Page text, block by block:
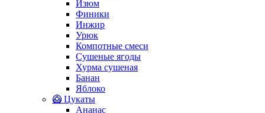
Изюм
Финики
Инжир
Урюк
Компотные смеси
Сушеные ягоды
Хурма сушеная
Банан
Яблоко
🥝 Цукаты
Ананас